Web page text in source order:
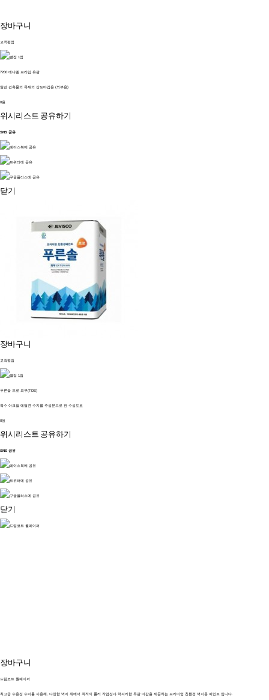
장바구니
고객평점
7200 에나멜 프라임 유광
일반 건축물의 목재의 상도마감용 (외부용)
0원
위시리스트 공유하기
SNS 공유
닫기
장바구니
고객평점
푸른솔 프로 외부(TDS)
특수 아크릴 에멀젼 수지를 주성분으로 한 수성도료
0원
위시리스트 공유하기
SNS 공유
닫기
장바구니
드림코트 월페이퍼
최고급 수용성 수지를 사용해, 다양한 벽지 위에서 최적의 롤러 작업성과 럭셔리한 무광 마감을 제공하는 프리미엄 친환경 벽지용 페인트 입니다.